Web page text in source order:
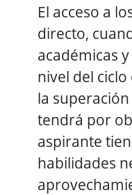
El acceso a
directo,
académicas
nivel del
la
tendrá por
aspirante
habilidades